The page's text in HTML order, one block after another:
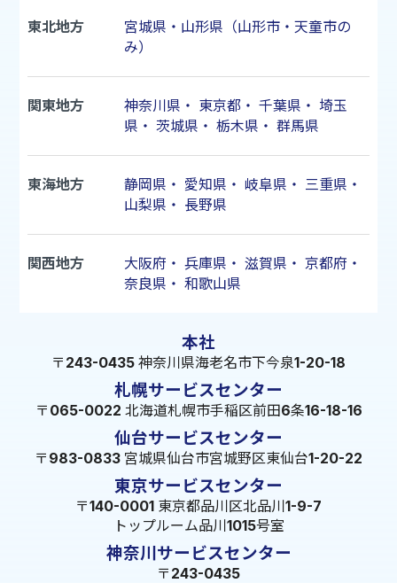
東北地方
宮城県・山形県（山形市・天童市の
み）
関東地方 神奈川県 ・ 東京都・ 千葉県 ・ 埼玉
県 ・ 茨城県 ・ 栃木県 ・ 群馬県
東海地方 静岡県 ・ 愛知県 ・ 岐阜県 ・ 三重県 ・
山梨県 ・ 長野県
関西地方 大阪府 ・ 兵庫県 ・ 滋賀県 ・ 京都府 ・
奈良県 ・ 和歌山県
本社
〒243-0435 神奈川県海老名市下今泉1-20-18
札幌サービスセンター
〒065-0022 北海道札幌市手稲区前田6条16-18-16
仙台サービスセンター
〒983-0833 宮城県仙台市宮城野区東仙台1-20-22
東京サービスセンター
〒140-0001 東京都品川区北品川1-9-7
トップルーム品川1015号室
神奈川サービスセンター
〒243-0435